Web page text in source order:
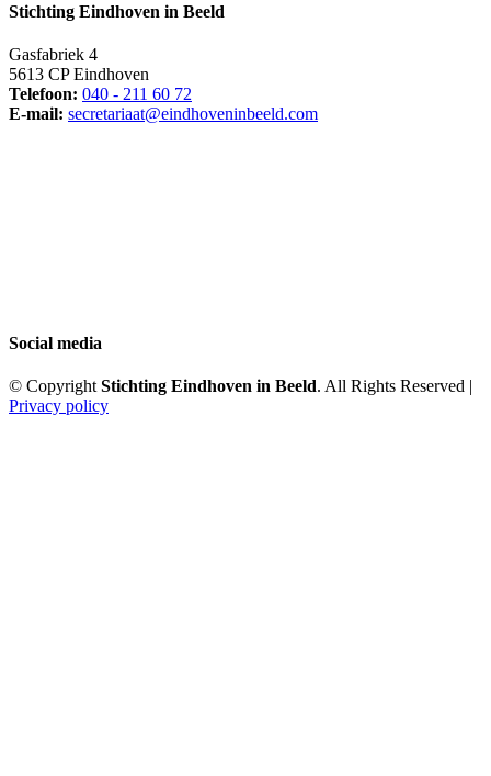
Stichting Eindhoven in Beeld
Gasfabriek 4
5613 CP Eindhoven
Telefoon: 040 - 211 60 72
E-mail: secretariaat@eindhoveninbeeld.com
Social media
© CopyrightStichting Eindhoven in Beeld. All Rights Reserved |
Privacy policy